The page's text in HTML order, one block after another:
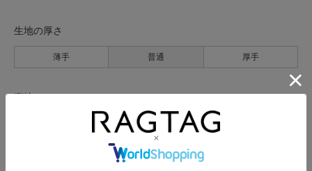
生地の厚さ
薄手 普通 厚手
裏地
あり